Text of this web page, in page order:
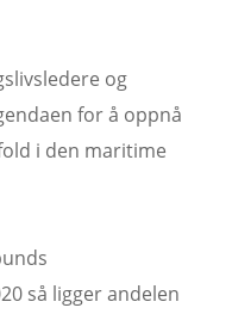
og
for å oppnå
i den maritime
så ligger andelen